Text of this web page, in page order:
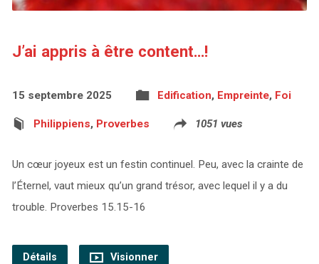
J’ai appris à être content…!
15 septembre 2025 Edification, Empreinte, Foi
Philippiens, Proverbes 1051 vues
Un cœur joyeux est un festin continuel. Peu, avec la crainte de
l’Éternel, vaut mieux qu’un grand trésor, avec lequel il y a du
trouble. Proverbes 15.15-16
Détails Visionner